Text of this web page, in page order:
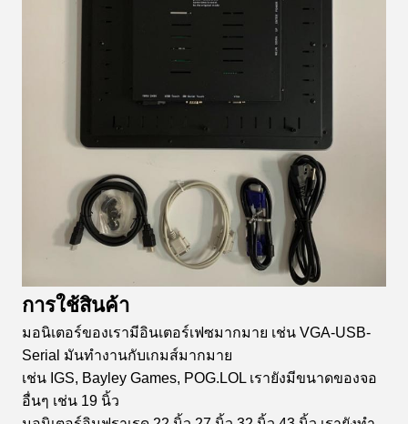
การใช้สินค้า
มอนิเตอร์ของเรามีอินเตอร์เฟซมากมาย เช่น VGA-USB-
Serial มันทํางานกับเกมส์มากมาย
เช่น IGS, Bayley Games, POG.LOL เรายังมีขนาดของจอ
อื่นๆ เช่น 19 นิ้ว
cris